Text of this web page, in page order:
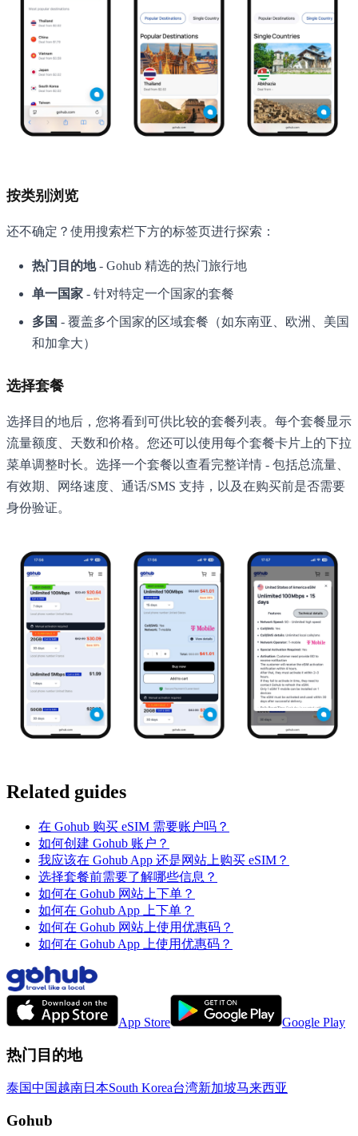
按类别浏览
还不确定？使用搜索栏下方的标签页进行探索：
热门目的地- Gohub 精选的热门旅行地
单一国家 - 针对特定一个国家的套餐
多国 - 覆盖多个国家的区域套餐（如东南亚、欧洲、美国
和加拿大）
选择套餐
选择目的地后，您将看到可供比较的套餐列表。每个套餐显示
流量额度、天数和价格。您还可以使用每个套餐卡片上的下拉
菜单调整时长。选择一个套餐以查看完整详情 - 包括总流量、
有效期、网络速度、通话/SMS 支持，以及在购买前是否需要
身份验证。
Related guides
在 Gohub 购买 eSIM 需要账户吗？
如何创建 Gohub 账户？
我应该在 Gohub App 还是网站上购买 eSIM？
选择套餐前需要了解哪些信息？
如何在 Gohub 网站上下单？
如何在 Gohub App 上下单？
如何在 Gohub 网站上使用优惠码？
如何在 Gohub App 上使用优惠码？
App Store Google Play
热门目的地
泰国中国 越南日本South Korea台湾新加坡马来西亚
Gohub